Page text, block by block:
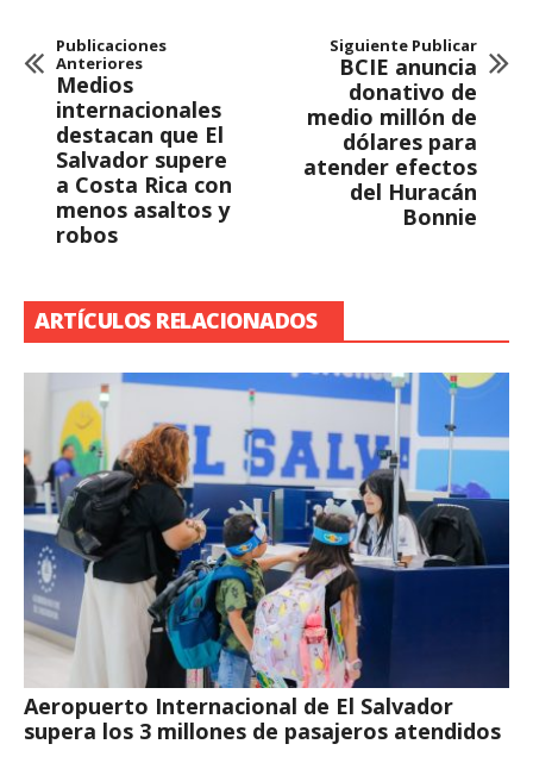
Publicaciones
Anteriores
Medios
internacionales
destacan que El
Salvador supere
a Costa Rica con
menos asaltos y
robos
Siguiente Publicar
BCIE anuncia
donativo de
medio millón de
dólares para
atender efectos
del Huracán
Bonnie
ARTÍCULOS RELACIONADOS
Aeropuerto Internacional de El Salvador
supera los 3 millones de pasajeros atendidos